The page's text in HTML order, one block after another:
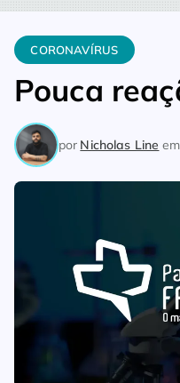
Home Coronavírus
CORONAVÍRUS
Pouca
por Nicholas Line em